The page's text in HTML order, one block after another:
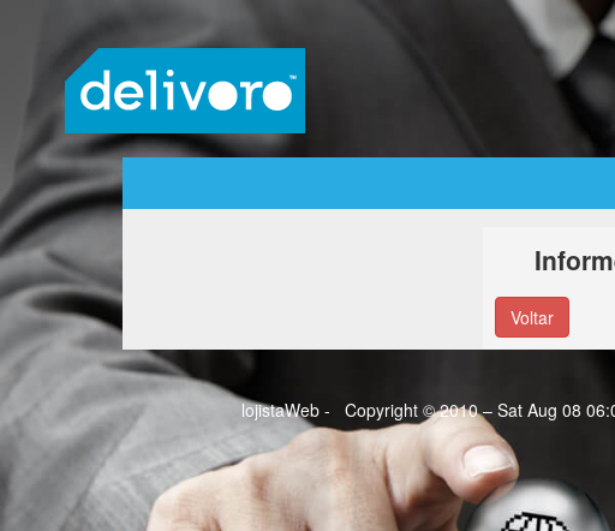
lojistaWeb - Copyright © 2010 – Sat Aug 08